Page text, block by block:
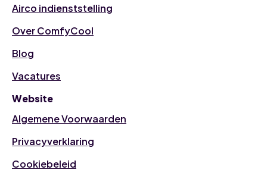
Airco indienststelling
Over ComfyCool
Blog
Vacatures
Website
Algemene Voorwaarden
Privacyverklaring
Cookiebeleid